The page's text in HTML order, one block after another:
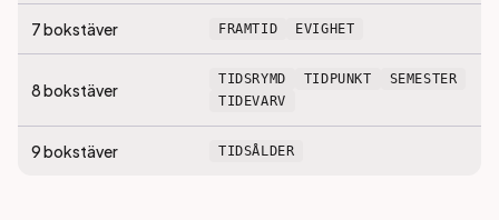
7bokstäver FRAMTID EVIGHET
8bokstäver
TIDSRYMD TIDPUNKT
SEMESTER
TIDEVARV
9bokstäver TIDSÅLDER